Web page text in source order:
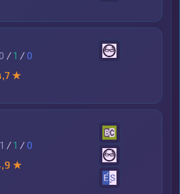
0 /1 /0
★
1 /1 /0
★